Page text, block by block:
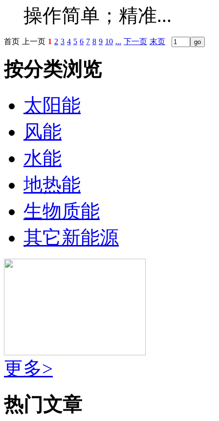
操作简单；精准...
首页 上一页 1 2 3 4 5 6 7 8 9 10 ... 下一页 末页
按分类浏览
太阳能
风能
水能
地热能
生物质能
其它新能源
更多>
热门文章